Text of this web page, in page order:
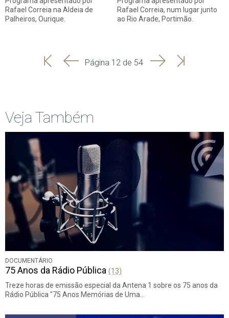
Rafael Correia na Aldeia de
Palheiros, Ourique.
Rafael Correia, num lugar junto
ao Rio Arade, Portimão.
'
'
Página 12 de 54 SeguinteÚltima
Veja Também
DOCUMENTÁRIO
75 Anos da Rádio Pública (13)
Treze horas de emissão especial da Antena 1 sobre os 75 anos da
Rádio Pública "75 Anos Memórias de Uma…